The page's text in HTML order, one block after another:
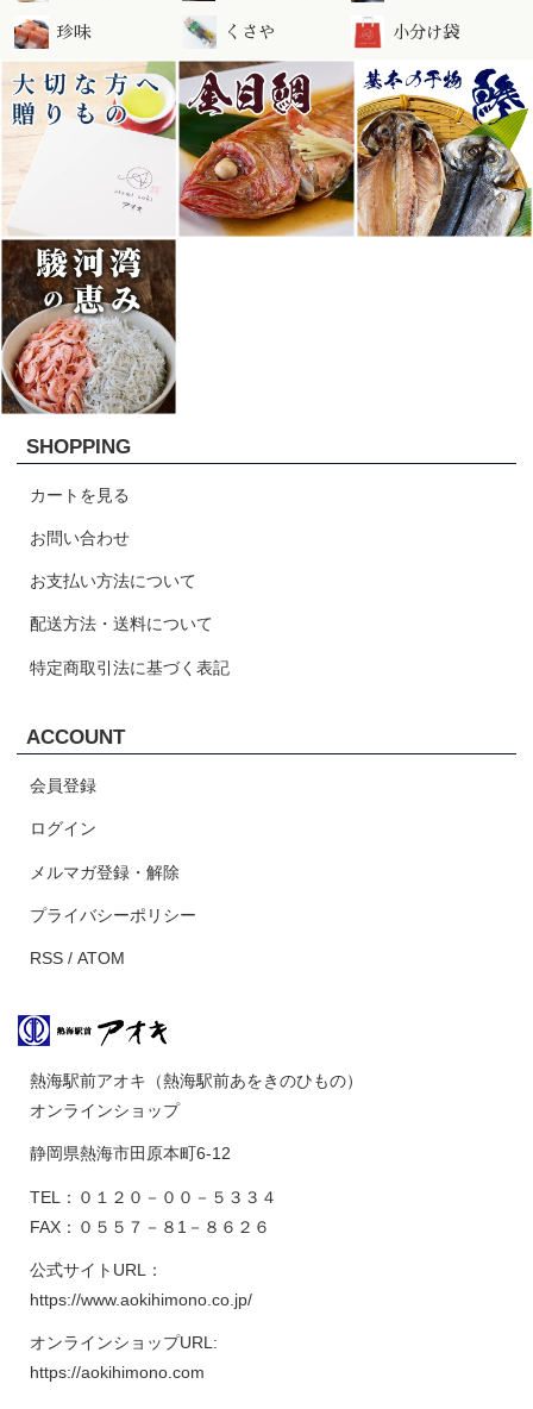
珍味 くさや 小分け袋
熱海駅前アオキ（熱海駅前あをきのひもの）
オンラインショップ
静岡県熱海市田原本町6-12
TEL：０１２０－００－５３３４
FAX：０５５７－８1－８６２６
公式サイトURL：
https://www.aokihimono.co.jp/
オンラインショップURL:
https://aokihimono.com
SHOPPING
カートを見る
お問い合わせ
お支払い方法について
配送方法・送料について
特定商取引法に基づく表記
ACCOUNT
会員登録
ログイン
メルマガ登録・解除
プライバシーポリシー
RSS /ATOM